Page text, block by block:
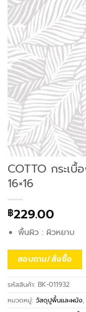
COTTO กระเบื้
16×16
฿229.00
พื้นผิว : ผิวหยาบ
สอบถาม/สั่งซื้อ
รหัสสินค้า: BK-011932
หมวดหมู่: วัสดุปูพื้นและผนัง,